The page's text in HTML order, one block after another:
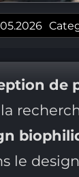
de
le